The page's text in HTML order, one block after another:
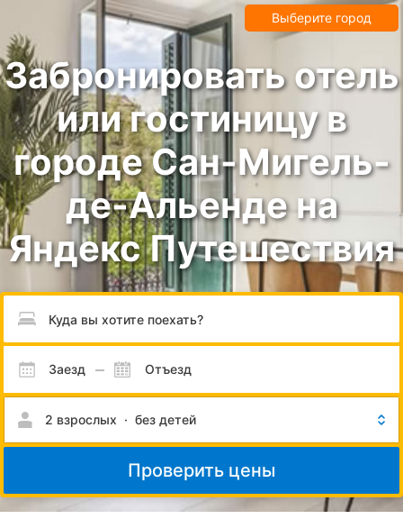
Забронировать отель
или гостиницу в
городе Сан-Мигель-
де-Альенде на
Яндекс Путешествия
Заезд Отъезд
2 взрослых · без детей
Проверить цены
Выберите город